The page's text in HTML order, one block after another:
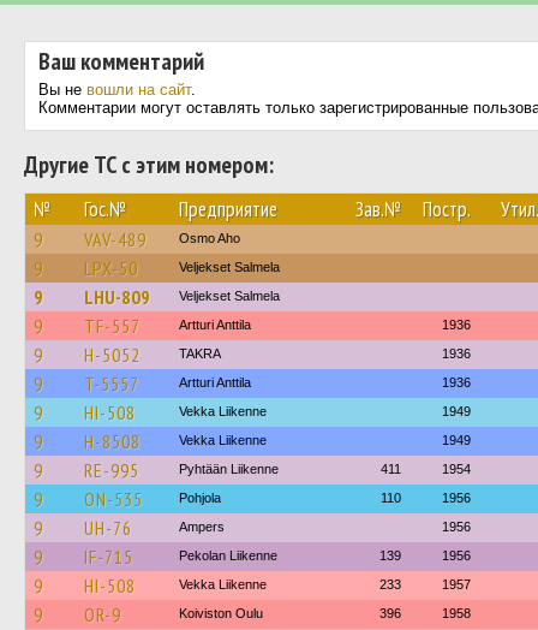
Ваш комментарий
Вы не вошли на сайт.
Комментарии могут оставлять только зарегистрированные
Другие ТС с этим номером:
№ Гос.№ Предприятие Зав.№ Постр. Утил.
9 VAV-489 Osmo Aho
9 LPX-50 Veljekset Salmela
9 LHU-809 Veljekset Salmela
9 TF-557 Artturi Anttila 1936
9 H-5052 TAKRA 1936
9 T-5557 Artturi Anttila 1936
9 HI-508 Vekka Liikenne 1949
9 H-8508 Vekka Liikenne 1949
9 RE-995 Pyhtään Liikenne 411 1954
9 ON-535 Pohjola 110 1956
9 UH-76 Ampers 1956
9 IF-715 Pekolan Liikenne 139 1956
9 HI-508 Vekka Liikenne 233 1957
9 OR-9 Koiviston Oulu 396 1958